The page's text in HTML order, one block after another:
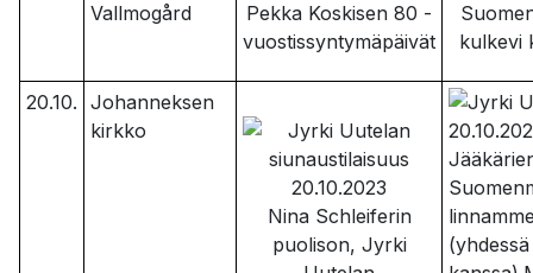
Vallmogård
Pekka Koskisen 80 -
vuostissyntymäpäivät
kulkevi
20.10. Johanneksen
kirkko
Nina Schleiferin
puolison, Jyrki